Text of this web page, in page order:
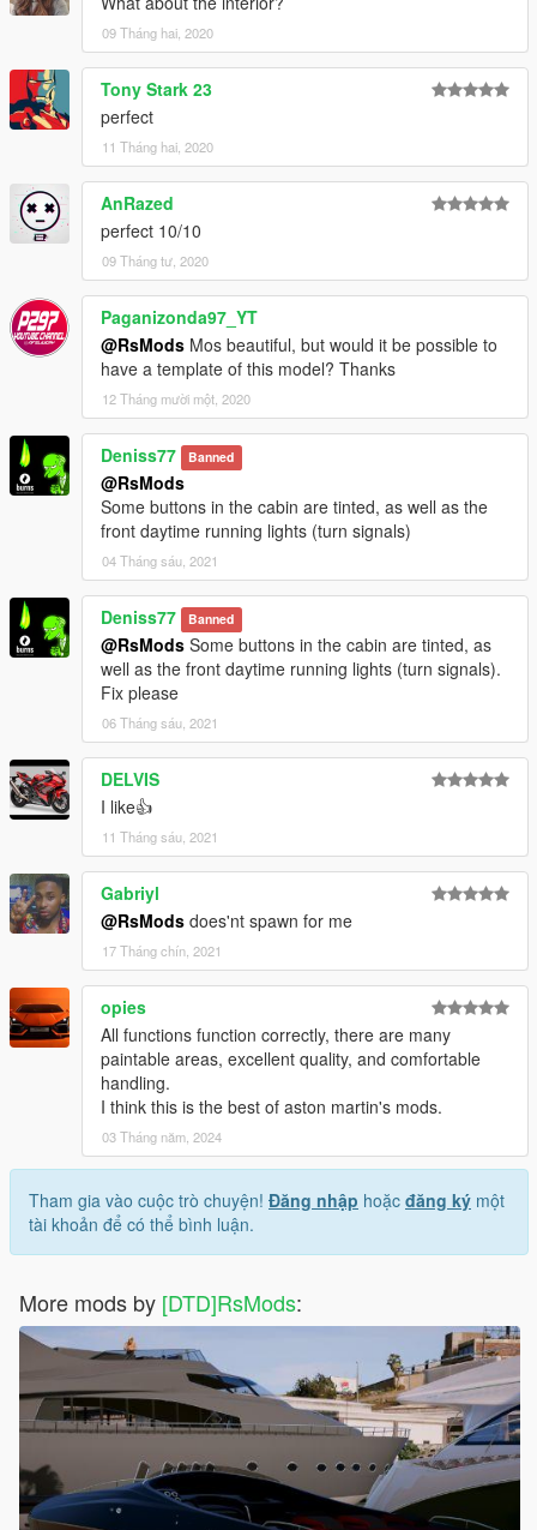
09 Tháng hai, 2020
Tony Stark 23
perfect
11 Tháng hai, 2020
AnRazed
perfect 10/10
09 Tháng tư, 2020
Paganizonda97_YT
@RsMods Mos beautiful, but would it be possible to
have a template of this model? Thanks
12 Tháng mười một, 2020
Deniss77 Banned
@RsMods
Some buttons in the cabin are tinted, as well as the
front daytime running lights (turn signals)
04 Tháng sáu, 2021
Deniss77 Banned
@RsMods Some buttons in the cabin are tinted, as
well as the front daytime running lights (turn signals).
Fix please
06 Tháng sáu, 2021
DELVIS
I like👍
11 Tháng sáu, 2021
Gabriyl
@RsMods does'nt spawn for me
17 Tháng chín, 2021
opies
All functions function correctly, there are many
paintable areas, excellent quality, and comfortable
handling.
I think this is the best of aston martin's mods.
03 Tháng năm, 2024
Tham gia vào cuộc trò chuyện! Đăng nhập hoặc đăng ký một
tài khoản để có thể bình luận.
More mods by [DTD]RsMods: